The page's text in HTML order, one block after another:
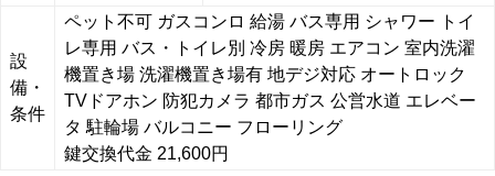
設
備・
条件
ペット不可 ガスコンロ 給湯 バス専用 シャワー
トイ
レ専用 バス・トイレ別 冷房 暖房 エアコン 室内洗濯
機置き場 洗濯機置き場有 地デジ対応 オートロック
TVドアホン 防犯カメラ 都市ガス 公営水道 エレベー
タ 駐輪場 バルコニー フローリング
鍵交換代金 21,600円